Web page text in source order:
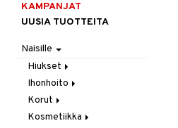
KAMPANJAT
UUSIA TUOTTEITA
Naisille
Hiukset
Gift Set
Harjat / Kammat
Hiuskuurit
Ihonhoito
Aurinkotuotteet
Erikoistuotteet
Korut
Kaulakorut
Kosmetiikka